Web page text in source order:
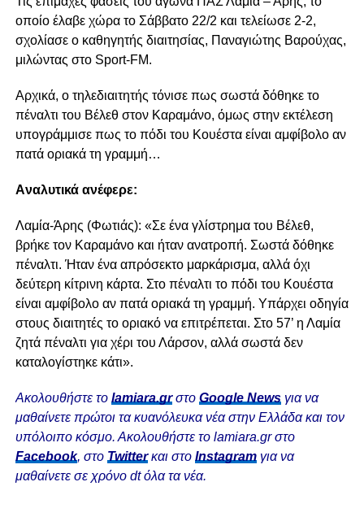
οποίο έλαβε χώρα το Σάββατο 22/2 και τελείωσε 2-2,
σχολίασε ο καθηγητής διαιτησίας, Παναγιώτης Βαρούχας,
μιλώντας στο Sport-FM.
Αρχικά, ο τηλεδιαιτητής τόνισε πως σωστά δόθηκε το
πέναλτι του Βέλεθ στον Καραμάνο, όμως στην εκτέλεση
υπογράμμισε πως το πόδι του Κουέστα είναι αμφίβολο αν
πατά οριακά τη γραμμή…
Aναλυτικά ανέφερε:
Λαμία-Άρης (Φωτιάς): «Σε ένα γλίστρημα του Βέλεθ,
βρήκε τον Καραμάνο και ήταν ανατροπή. Σωστά δόθηκε
πέναλτι. Ήταν ένα απρόσεκτο μαρκάρισμα, αλλά όχι
δεύτερη κίτρινη κάρτα. Στο πέναλτι το πόδι του Κουέστα
είναι αμφίβολο αν πατά οριακά τη γραμμή. Υπάρχει οδηγία
στους διαιτητές το οριακό να επιτρέπεται. Στο 57’ η Λαμία
ζητά πέναλτι για χέρι του Λάρσον, αλλά σωστά δεν
καταλογίστηκε κάτι».
Ακολουθήστε το lamiara.grστο Google Newsγια να
μαθαίνετε πρώτοι τα κυανόλευκα νέα στην Ελλάδα και τον
υπόλοιπο κόσμο. Ακολουθήστε το lamiara.gr στο
Facebook, στο Twitterκαι στο Instagram για να
μαθαίνετε σε χρόνο dt όλα τα νέα.